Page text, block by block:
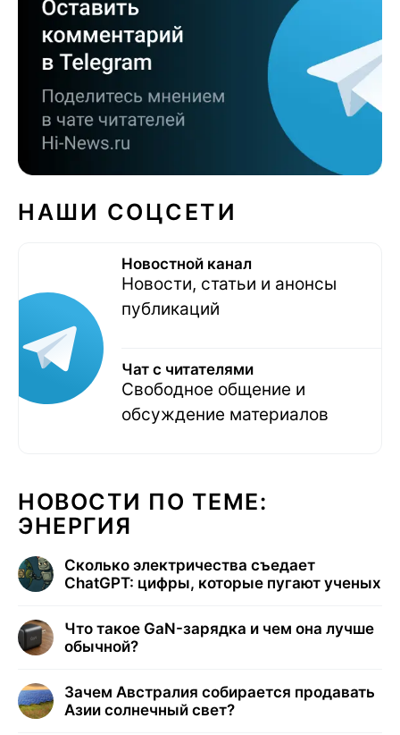
НАШИ СОЦСЕТИ
Новостной канал
Новости, статьи и анонсы
публикаций
Чат с читателями
Свободное общение и
обсуждение материалов
НОВОСТИ ПО ТЕМЕ:
ЭНЕРГИЯ
Сколько электричества съедает
ChatGPT: цифры, которые пугают ученых
Что такое GaN-зарядка и чем она лучше
обычной?
Зачем Австралия собирается продавать
Азии солнечный свет?